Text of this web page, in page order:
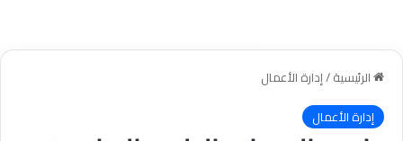
الرئيسية/إدارة الأعمال
إدارة الأعمال